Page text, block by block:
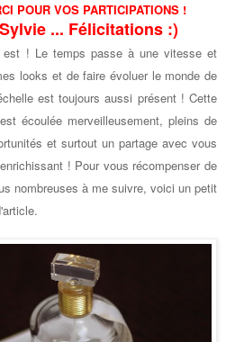
POUR VOS PARTICIPATIONS !
... Félicitations :)
! Le temps passe à une vitesse et
looks et de faire évoluer le monde de
est toujours aussi présent ! Cette
écoulée merveilleusement, pleins de
et surtout un partage avec vous
! Pour vous récompenser de
nombreuses à me suivre, voici un petit